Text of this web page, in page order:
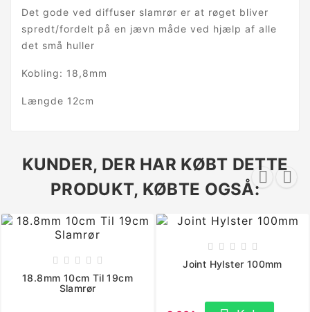
Det gode ved diffuser slamrør er at røget bliver
spredt/fordelt på en jævn måde ved hjælp af alle
det små huller
Kobling: 18,8mm
Længde 12cm
KUNDER, DER HAR KØBT DETTE
PRODUKT, KØBTE OGSÅ:
 
    
18.8mm 10cm Til 19cm
Slamrør
    
Joint Hylster 100mm